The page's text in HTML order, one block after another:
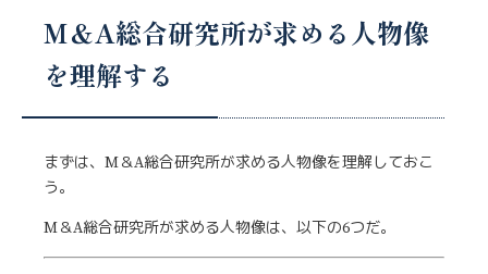
M＆A総合研究所が求める人物像
を理解する
まずは、M＆A総合研究所が求める人物像を理解しておこ
う。
M＆A総合研究所が求める人物像は、以下の6つだ。